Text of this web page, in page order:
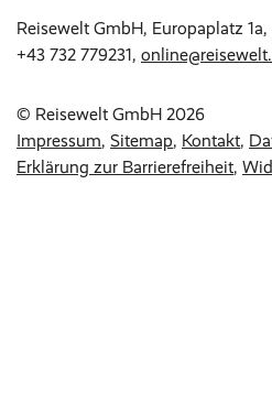
Reisewelt GmbH, Europaplatz
+43 732 779231,
© Reisewelt GmbH 2026
Impressum Sitemap Kontakt
Erklärung zur Barrierefreiheit